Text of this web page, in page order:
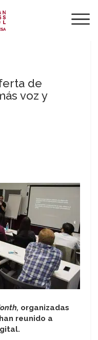
de
voz y
organizadas
reunido a